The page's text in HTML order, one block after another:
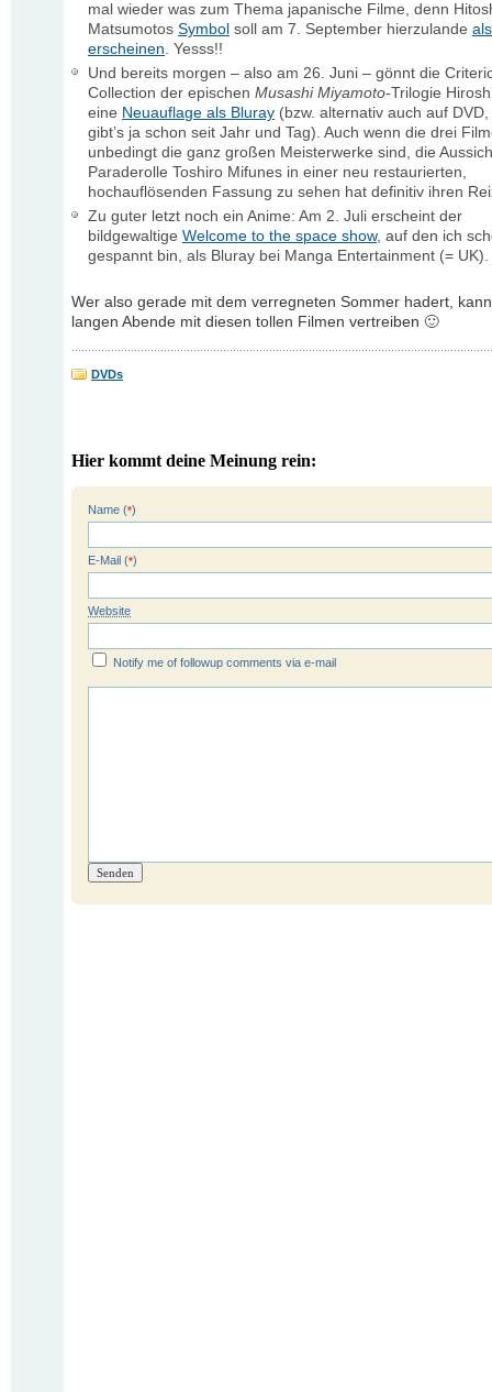
mal wieder was zum Thema japanische Filme, denn
Matsumotos Symbol soll am 7. September hierzulande
erscheinen. Yesss!!
Und bereits morgen – also am 26. Juni – gönnt die
Collection der epischen Musashi Miyamoto-Trilogie
eine Neuauflage als Bluray (bzw. alternativ auch auf
gibt’s ja schon seit Jahr und Tag). Auch wenn die drei
unbedingt die ganz großen Meisterwerke sind, die
Paraderolle Toshiro Mifunes in einer neu restaurierten,
hochauflösenden Fassung zu sehen hat definitiv ihren
Zu guter letzt noch ein Anime: Am 2. Juli erscheint der
bildgewaltige Welcome to the space show, auf den ich
gespannt bin, als Bluray bei Manga Entertainment (= UK).
Wer also gerade mit dem verregneten Sommer hadert,
langen Abende mit diesen tollen Filmen vertreiben 🙂
DVDs
Hier kommt deine Meinung rein:
Name (*)
E-Mail (*)
Website
Notify me of followup comments via e-mail